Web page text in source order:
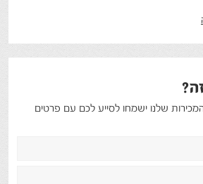
שלנו ישמחו לסייע לכם עם פרטים